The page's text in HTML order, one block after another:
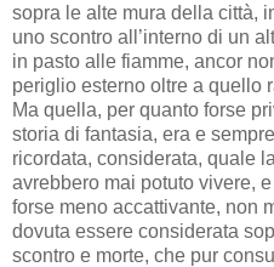
sopra le alte mura della città,
uno scontro all’interno di un
in pasto alle fiamme, ancor
periglio esterno oltre a quello
Ma quella, per quanto forse
storia di fantasia, era e
ricordata, considerata, quale
avrebbero mai potuto vivere,
forse meno accattivante, non
dovuta essere considerata
scontro e morte, che pur